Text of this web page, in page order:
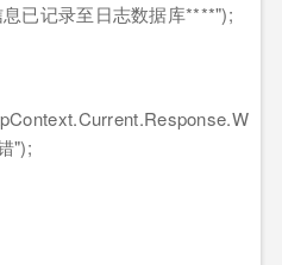
已记录至日志数据库****");
");